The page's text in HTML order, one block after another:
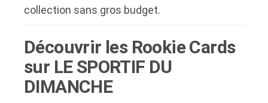
collection sans gros budget.
Découvrir les Rookie Cards
sur LE SPORTIF DU
DIMANCHE